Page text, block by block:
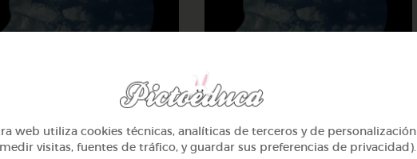
Categorización y origen de
animales y alimentos
Pensamiento crítico: 14
indicios
web utiliza cookies técnicas, analíticas de terceros y de personalización
visitas, fuentes de tráfico, y guardar sus preferencias de privacidad).